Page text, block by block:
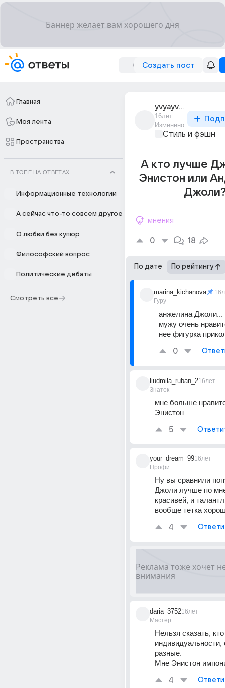
Создать пост
Главная
Моя лента
Пространства
В ТОПЕ НА ОТВЕТАХ
Информационные технологии
А сейчас что-то совсем другое
О любви без купюр
Философский вопрос
Политические дебаты
Смотреть все
yvyayv_avyayavy
16лет
Изменено
Стиль и фэшн
А кто лучше
Энистон или
мнения
0 18
По дате По рейтингу
marina_kichanova
Гуру
анжелина Джоли...
мужу очень
нее фигурка
0
liudmila_ruban_2
Знаток
16лет
мне больше
Энистон
5
your_dream_99
Профи
16лет
Ну вы сравнили
Джоли лучше по
красивей, и
вообще тетка
4
daria_3752
Мастер
16лет
Нельзя сказать,
индивидуальности,
разные.
Мне Энистон
4